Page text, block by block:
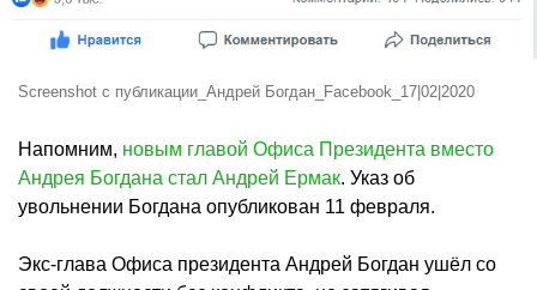
Screenshot с публикации_Андрей Богдан_Facebook_17|02|2020
Напомним, новым главой Офиса Президента вместо
Андрея Богдана стал Андрей Ермак. Указ об
увольнении Богдана опубликован 11 февраля.
Экс-глава Офиса президента Андрей Богдан ушёл со